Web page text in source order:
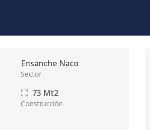
Ensanche Naco
Sector
73 Mt2
Construcción